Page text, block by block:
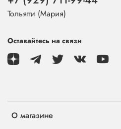
О магазине
Тольятти (Мария)
Оставайтесь на связи